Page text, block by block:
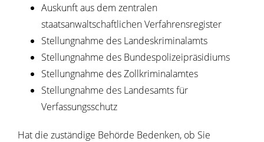
Auskunft aus dem zentralen
staatsanwaltschaftlichen Verfahrensregister
Stellungnahme des Landeskriminalamts
Stellungnahme des Bundespolizeipräsidiums
Stellungnahme des Zollkriminalamtes
Stellungnahme des Landesamts für
Verfassungsschutz
Hat die zuständige Behörde Bedenken, ob Sie